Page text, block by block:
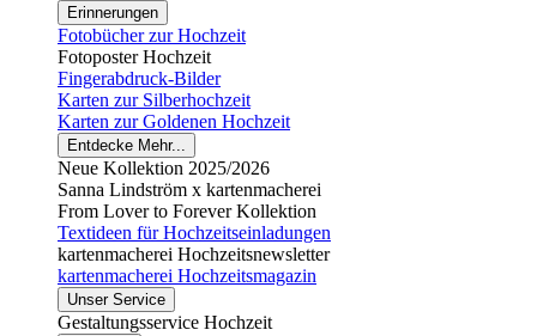
Erinnerungen
Fotobücher zur Hochzeit
Fotoposter Hochzeit
Fingerabdruck-Bilder
Karten zur Silberhochzeit
Karten zur Goldenen Hochzeit
Entdecke Mehr...
Neue Kollektion 2025/2026
Sanna Lindström x kartenmacherei
From Lover to Forever Kollektion
Textideen für Hochzeitseinladungen
kartenmacherei Hochzeitsnewsletter
kartenmacherei Hochzeitsmagazin
Unser Service
Gestaltungsservice Hochzeit